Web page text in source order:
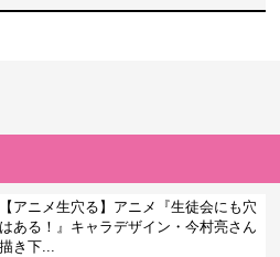
【アニメ生穴る】アニメ『生徒会にも穴
はある！』キャラデザイン・今村亮さん
描き下...